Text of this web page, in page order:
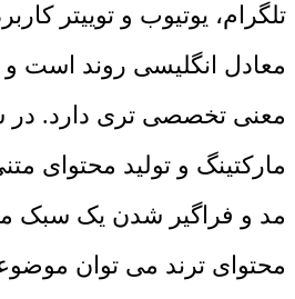
تلگرام، یوتیوب و توییتر
معادل انگلیسی روند است
معنی تخصصی تری دارد. در
مارکتینگ و تولید محتوای
مد و فراگیر شدن یک سبک
محتوای ترند می توان